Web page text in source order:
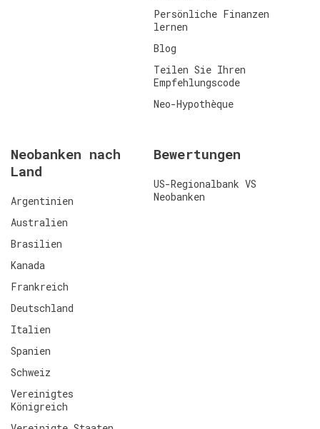
Persönliche Finanzen
lernen
Blog
Teilen Sie Ihren
Empfehlungscode
Neo-Hypothèque
Neobanken nach
Land
Argentinien
Australien
Brasilien
Kanada
Frankreich
Deutschland
Italien
Spanien
Schweiz
Vereinigtes
Königreich
Bewertungen
US-Regionalbank VS
Neobanken